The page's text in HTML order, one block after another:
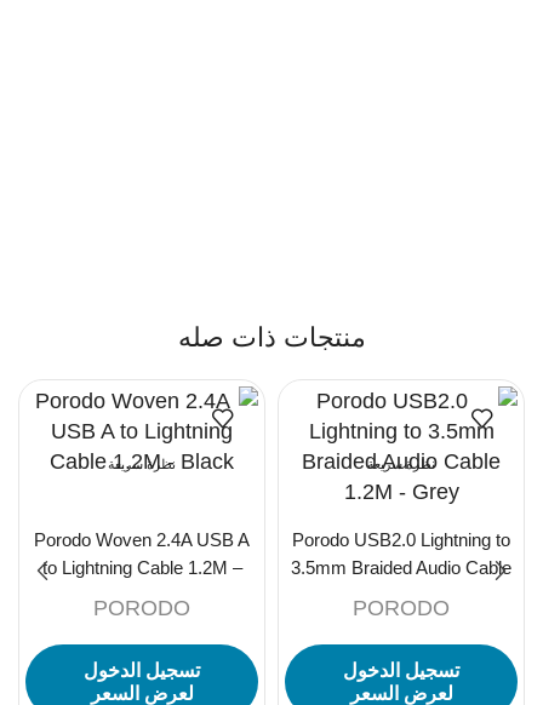
منتجات ذات صله
نظرة سريعة
Porodo USB2.0 Lightning to
3.5mm Braided Audio Cable
PORODO
تسجيل الدخول
لعرض السعر
نظرة سريعة
Porodo Woven 2.4A USB A
to Lightning Cable 1.2M –
PORODO
تسجيل الدخول
لعرض السعر